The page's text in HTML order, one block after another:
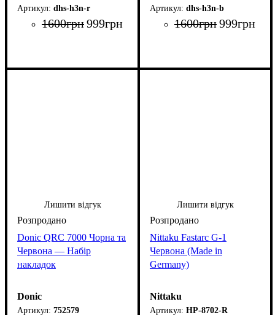
dhs-h3n-r
1600грн999грн
dhs-h3n-b
1600грн999грн
Лишити відгук
Donic QRC 7000 Чорна та
Червона — Набір
накладок
Donic
752579
Лишити відгук
Nittaku Fastarc G-1
Червона (Made in
Germany)
Nittaku
НР-8702-R